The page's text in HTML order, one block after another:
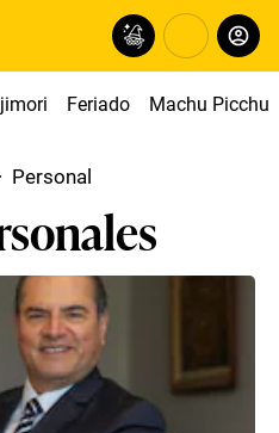
Feriado Machu Picchu
· Personal